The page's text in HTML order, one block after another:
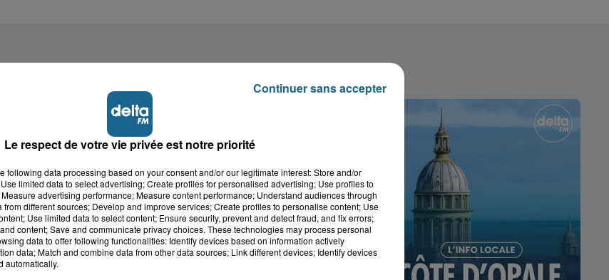
Le respect de votre vie privée est notre priorité
following data processing based on your consent and/or our legitimate interest: Store and/or
limited data to select advertising; Create profiles for personalised advertising; Use profiles to
advertising performance; Measure content performance; Understand audiences through
different sources; Develop and improve services; Create profiles to personalise content; Use
Use limited data to select content; Ensure security, prevent and detect fraud, and fix errors;
content; Save and communicate privacy choices. These technologies may process personal
data to offer following functionalities: Identify devices based on information actively
data; Match and combine data from other data sources; Link different devices; Identify devices
automatically.
Continuer sans accepter